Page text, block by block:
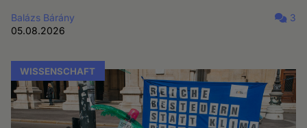
Balázs Bárány
05.08.2026
3
WISSENSCHAFT